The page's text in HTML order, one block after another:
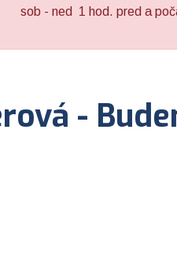
sob - ned 1 hod. pred a
-